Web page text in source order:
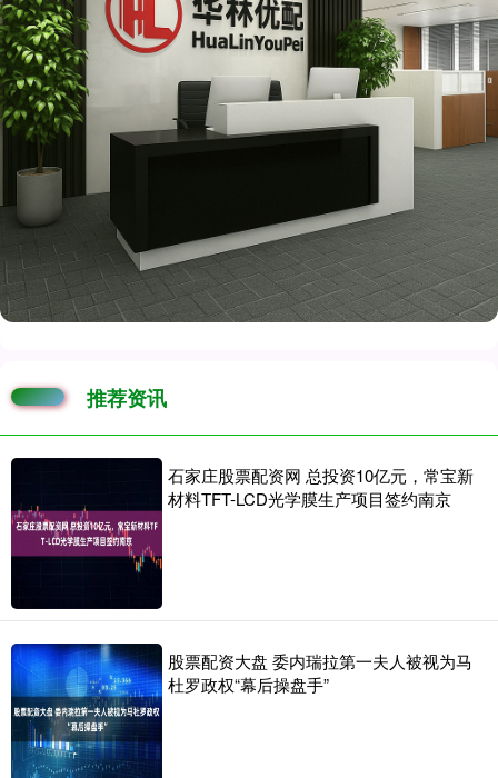
推荐资讯
石家庄股票配资网 总投资10亿元，常宝新
材料TFT-LCD光学膜生产项目签约南京
股票配资大盘 委内瑞拉第一夫人被视为马
杜罗政权“幕后操盘手”